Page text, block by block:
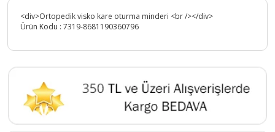
<div>Ortopedik visko kare oturma minderi <br /></div>
Ürün Kodu : 7319-8681190360796